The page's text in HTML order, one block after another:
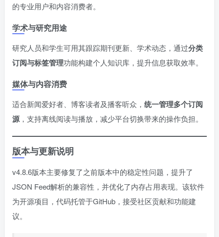
的专业用户和内容消费者。
学术与研究用途
研究人员和学生可用其跟踪期刊更新、学术动态，通过​​分类
订阅与标签管理​​功能构建个人知识库，提升信息获取效率。
媒体与内容消费
适合新闻爱好者、博客读者及播客听众，​ ​统一管理多个订阅
源​ ​，支持离线阅读与播放，减少平台切换带来的操作负担。
版本与更新说明
v4.8.6版本主要修复了之前版本中的稳定性问题，提升了
JSON Feed解析的兼容性，并优化了内存占用表现。该软件
为开源项目，代码托管于GitHub，接受社区贡献和功能建
议。